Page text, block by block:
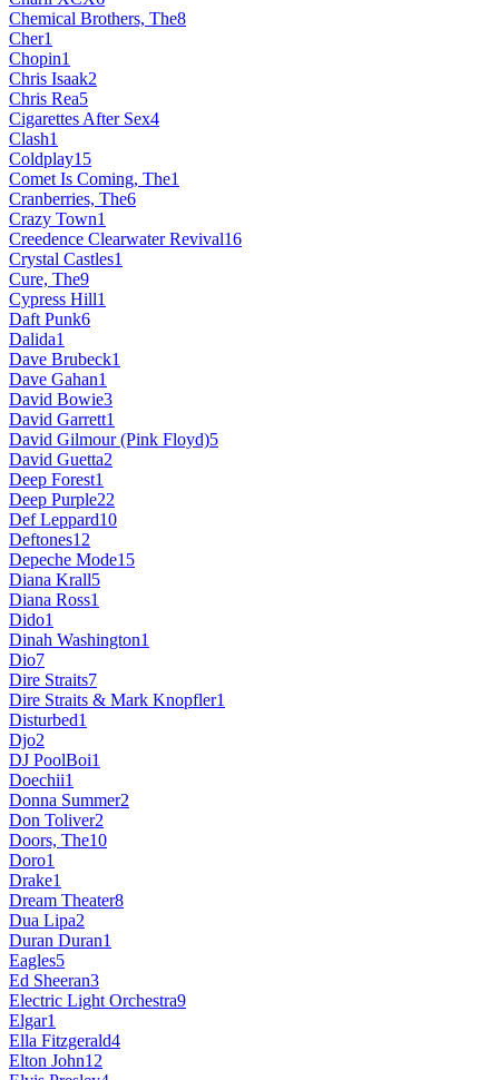
Chemical Brothers, The8
Cher1
Chopin1
Chris Isaak2
Chris Rea5
Cigarettes After Sex4
Clash1
Coldplay15
Comet Is Coming, The1
Cranberries, The6
Crazy Town1
Creedence Clearwater Revival16
Crystal Castles1
Cure, The9
Cypress Hill1
Daft Punk6
Dalida1
Dave Brubeck1
Dave Gahan1
David Bowie3
David Garrett1
David Gilmour (Pink Floyd)5
David Guetta2
Deep Forest1
Deep Purple22
Def Leppard10
Deftones12
Depeche Mode15
Diana Krall5
Diana Ross1
Dido1
Dinah Washington1
Dio7
Dire Straits7
Dire Straits & Mark Knopfler1
Disturbed1
Djo2
DJ PoolBoi1
Doechii1
Donna Summer2
Don Toliver2
Doors, The10
Doro1
Drake1
Dream Theater8
Dua Lipa2
Duran Duran1
Eagles5
Ed Sheeran3
Electric Light Orchestra9
Elgar1
Ella Fitzgerald4
Elton John12